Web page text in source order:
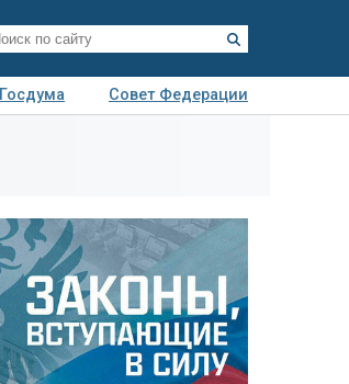
Госдума
Совет Федерации